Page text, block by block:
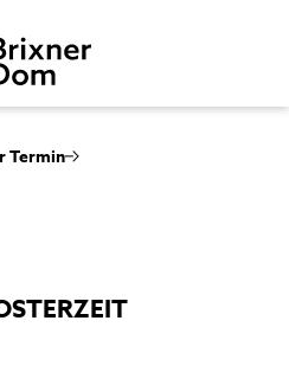
DEIT
Termin